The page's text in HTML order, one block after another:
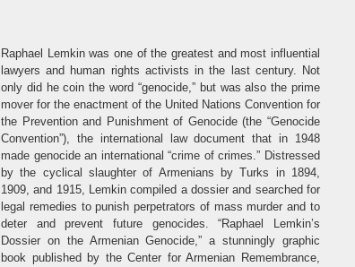
Raphael Lemkin was one of the greatest and most influential
lawyers and human rights activists in the last century. Not
only did he coin the word “genocide,” but was also the prime
mover for the enactment of the United Nations Convention for
the Prevention and Punishment of Genocide (the “Genocide
Convention”), the international law document that in 1948
made genocide an international “crime of crimes.” Distressed
by the cyclical slaughter of Armenians by Turks in 1894,
1909, and 1915, Lemkin compiled a dossier and searched for
legal remedies to punish perpetrators of mass murder and to
deter and prevent future genocides. “Raphael Lemkin’s
Dossier on the Armenian Genocide,” a stunningly graphic
book published by the Center for Armenian Remembrance,